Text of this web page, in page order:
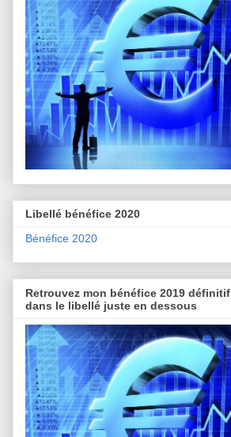
Libellé bénéfice 2020
Bénéfice 2020
Retrouvez mon bénéfice 2019 définitif
dans le libellé juste en dessous